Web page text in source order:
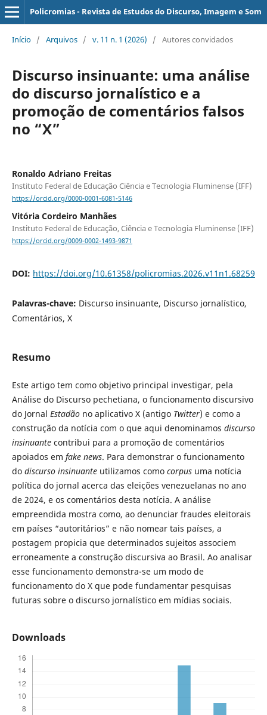
Policromias - Revista de Estudos do Discurso, Imagem e Som
Início / Arquivos / v. 11 n. 1 (2026) / Autores convidados
Discurso insinuante: uma análise
do discurso jornalístico e a
promoção de comentários falsos
no “X”
Ronaldo Adriano Freitas
Instituto Federal de Educação Ciência e Tecnologia Fluminense (IFF)
https://orcid.org/0000-0001-6081-5146
Vitória Cordeiro Manhães
Instituto Federal de Educação, Ciência e Tecnologia Fluminense (IFF)
https://orcid.org/0009-0002-1493-9871
DOI: https://doi.org/10.61358/policromias.2026.v11n1.68259
Palavras-chave: Discurso insinuante, Discurso jornalístico,
Comentários, X
Resumo
Este artigo tem como objetivo principal investigar, pela
Análise do Discurso pechetiana, o funcionamento discursivo
do Jornal Estadãono aplicativo X (antigo Twitter) e como a
construção da notícia com o que aqui denominamos discurso
insinuantecontribui para a promoção de comentários
apoiados em fake news. Para demonstrar o funcionamento
do discurso insinuanteutilizamos como corpusuma notícia
política do jornal acerca das eleições venezuelanas no ano
de 2024, e os comentários desta notícia. A análise
empreendida mostra como, ao denunciar fraudes eleitorais
em países “autoritários” e não nomear tais países, a
postagem propicia que determinados sujeitos associem
erroneamente a construção discursiva ao Brasil. Ao analisar
esse funcionamento demonstra-se um modo de
funcionamento do X que pode fundamentar pesquisas
futuras sobre o discurso jornalístico em mídias sociais.
Downloads